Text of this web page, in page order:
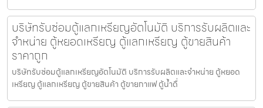
บริษัทรับซ่อมตู้แลกเหรียญ​อัตโนมัติ บริการรับผลิตและ
จำหน่าย ตู้หยอดเหรียญ ตู้แลกเหรียญ ตู้ขายสินค้า
ราคาถูก
บริษัทรับซ่อมตู้แลกเหรียญ​อัตโนมัติ บริการรับผลิตและจำหน่าย ตู้หยอด
เหรียญ ตู้แลกเหรียญ ตู้ขายสินค้า ตู้ขายกาแฟ ตู้น้ำดื่